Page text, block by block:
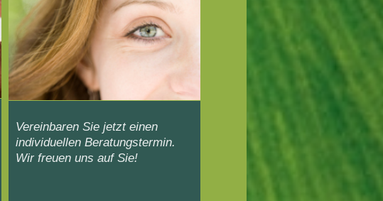
Vereinbaren Sie jetzt einen
individuellen Beratungstermin.
Wir freuen uns auf Sie!